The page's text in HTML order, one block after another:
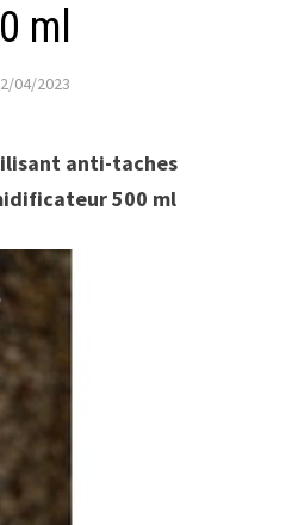
ml
04/2023
anti-taches
500 ml